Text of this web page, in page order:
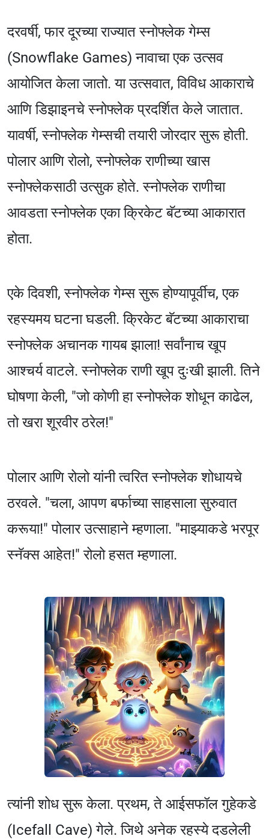
दरवर्षी, फार दूरच्या राज्यात स्नोफ्लेक गेम्स
(Snowflake Games) नावाचा एक उत्सव
आयोजित केला जातो. या उत्सवात, विविध आकाराचे
आणि डिझाइनचे स्नोफ्लेक प्रदर्शित केले जातात.
यावर्षी, स्नोफ्लेक गेम्सची तयारी जोरदार सुरू होती.
पोलार आणि रोलो, स्नोफ्लेक राणीच्या खास
स्नोफ्लेकसाठी उत्सुक होते. स्नोफ्लेक राणीचा
आवडता स्नोफ्लेक एका क्रिकेट बॅटच्या आकारात
होता.
एके दिवशी, स्नोफ्लेक गेम्स सुरू होण्यापूर्वीच, एक
रहस्यमय घटना घडली. क्रिकेट बॅटच्या आकाराचा
स्नोफ्लेक अचानक गायब झाला! सर्वांनाच खूप
आश्चर्य वाटले. स्नोफ्लेक राणी खूप दुःखी झाली. तिने
घोषणा केली, "जो कोणी हा स्नोफ्लेक शोधून काढेल,
तो खरा शूरवीर ठरेल!"
पोलार आणि रोलो यांनी त्वरित स्नोफ्लेक शोधायचे
ठरवले. "चला, आपण बर्फाच्या साहसाला सुरुवात
करूया!" पोलार उत्साहाने म्हणाला. "माझ्याकडे भरपूर
स्नॅक्स आहेत!" रोलो हसत म्हणाला.
त्यांनी शोध सुरू केला. प्रथम, ते आईसफॉल गुहेकडे
(Icefall Cave) गेले. जिथे अनेक रहस्ये दडलेली